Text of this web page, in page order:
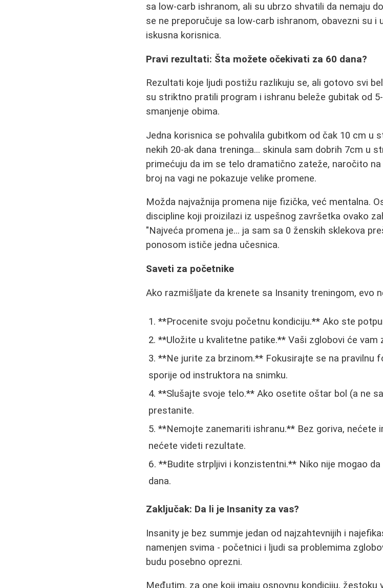
sa low-carb ishranom, ali su ubrzo shvatili da nemaju
se ne preporučuje sa low-carb ishranom, obavezni su i
iskusna korisnica.
Pravi rezultati: Šta možete očekivati za 60 dana?
Rezultati koje ljudi postižu razlikuju se, ali gotovo svi
su striktno pratili program i ishranu beleže gubitak od
smanjenje obima.
Jedna korisnica se pohvalila gubitkom od čak 10 cm u
nekih 20-ak dana treninga... skinula sam dobrih 7cm u
primećuju da im se telo dramatično zateže, naročito na
broj na vagi ne pokazuje velike promene.
Možda najvažnija promena nije fizička, već mentalna.
discipline koji proizilazi iz uspešnog završetka ovako
"Najveća promena je... ja sam sa 0 ženskih sklekova
ponosom ističe jedna učesnica.
Saveti za početnike
Ako razmišljate da krenete sa Insanity treningom, evo
**Procenite svoju početnu kondiciju.** Ako ste
**Uložite u kvalitetne patike.** Vaši zglobovi će vam
**Ne jurite za brzinom.** Fokusirajte se na pravilnu
sporije od instruktora na snimku.
**Slušajte svoje telo.** Ako osetite oštar bol (a ne
prestanite.
**Nemojte zanemariti ishranu.** Bez goriva, nećete
nećete videti rezultate.
**Budite strpljivi i konzistentni.** Niko nije mogao
dana.
Zaključak: Da li je Insanity za vas?
Insanity je bez summje jedan od najzahtevnijih i
namenjen svima - početnici i ljudi sa problemima
budu posebno oprezni.
Međutim, za one koji imaju osnovnu kondiciju, žestoku